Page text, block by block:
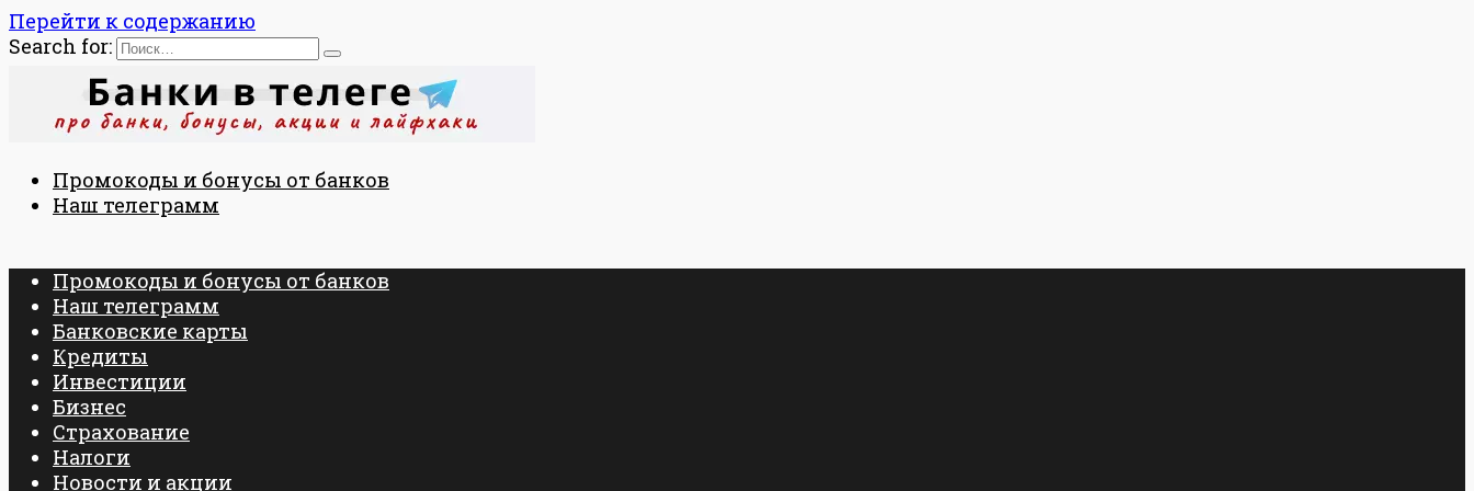
Перейти к содержанию
Search for:
Промокоды и бонусы от банков
Наш телеграмм
Промокоды и бонусы от банков
Наш телеграмм
Банковские карты
Кредиты
Инвестиции
Бизнес
Страхование
Налоги
Новости и акции